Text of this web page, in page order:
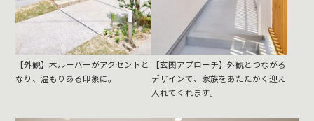
【外観】木ルーバーがアクセントと
なり、温もりある印象に。
【玄関アプローチ】外観とつながる
デザインで、家族をあたたかく迎え
入れてくれます。